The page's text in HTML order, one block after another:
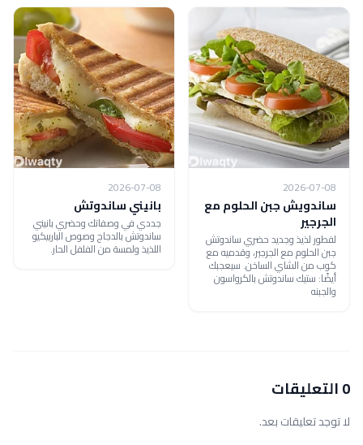
2026-07-08
ساندويش جبن الحلوم مع
الجرجير
لفطور لذيذ وجديد حضري ساندوتش
جبن الحلوم مع الجرجير، وقدميه مع
كوب من الشاي الساخن. سيعجبك
أيضًا: ستيك ساندوتش بالكرواسون
والجبنه
2026-07-08
بانيني ساندوتش
جددي في وصفاتك وحضري بانيني
ساندوتش بالدجاج وصوص الباربيكيو
اللذيذ ولمسة من الفلفل الحار.
0 التعليقات
لا توجد تعليقات بعد.